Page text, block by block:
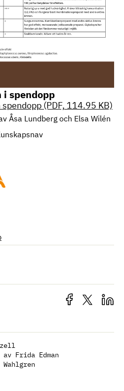
i spendopp
(PDF, 114.95 KB)
Åsa Lundberg och Elsa Wilén
av Frida Edman